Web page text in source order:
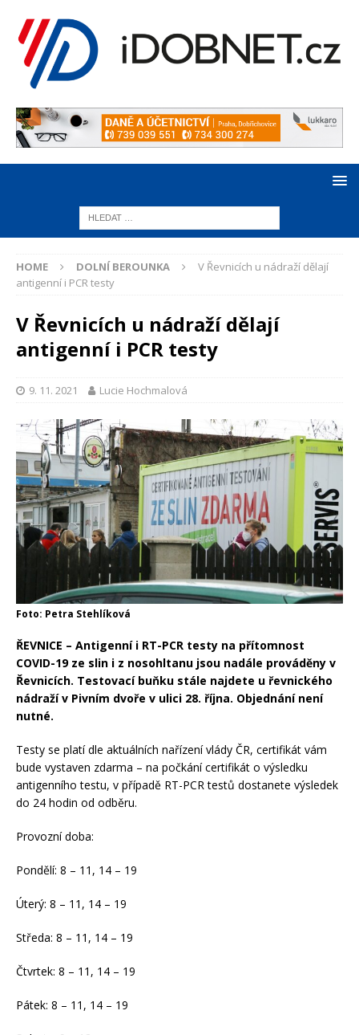
HOME DOLNÍ BEROUNKA
V Řevnicích u nádraží dělají
antigenní i PCR testy
V Řevnicích u nádraží dělají
antigenní i PCR testy
9. 11. 2021 Lucie Hochmalová
Foto: Petra Stehlíková
ŘEVNICE – Antigenní i RT-PCR testy na přítomnost
COVID-19 ze slin i z nosohltanu jsou nadále prováděny v
Řevnicích. Testovací buňku stále najdete u řevnického
nádraží v Pivním dvoře v ulici 28. října. Objednání není
nutné.
Testy se platí dle aktuálních nařízení vlády ČR, certifikát vám
bude vystaven zdarma – na počkání certifikát o výsledku
antigenního testu, v případě RT-PCR testů dostanete výsledek
do 24 hodin od odběru.
Provozní doba:
Pondělí: 8 – 11, 14 – 19
Úterý: 8 – 11, 14 – 19
Středa: 8 – 11, 14 – 19
Čtvrtek: 8 – 11, 14 – 19
Pátek: 8 – 11, 14 – 19